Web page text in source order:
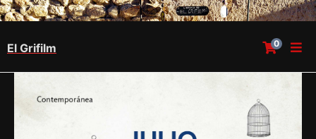
El Grifilm 0